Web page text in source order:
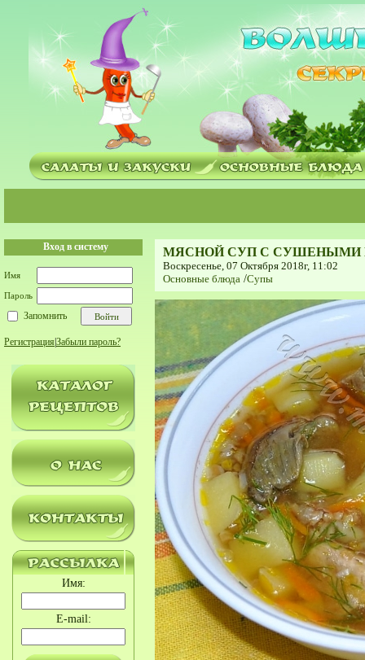
Вход в систему
Имя
Пароль
Запомнить
Регистрация Забыли пароль?
Имя:
E-mail:
МЯСНОЙ СУП С СУШЕНЫМИ
Воскресенье, 07 Октября 2018г, 11:02
Основные блюда /Супы